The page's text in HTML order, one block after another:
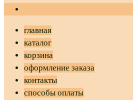
главная
каталог
корзина
оформление заказа
контакты
способы оплаты